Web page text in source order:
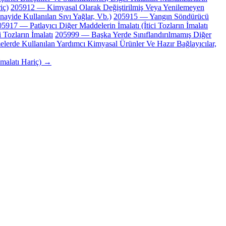
205912 — Kimyasal Olarak Değiştirilmiş Veya Yenilemeyen
Kullanılan Sıvı Yağlar, Vb.) 205915 — Yangın Söndürücü
— Patlayıcı Diğer Maddelerin İmalatı (İtici Tozların İmalatı
İmalatı 205999 — Başka Yerde Sınıflandırılmamış Diğer
Kullanılan Yardımcı Kimyasal Ürünler Ve Hazır Bağlayıcılar,
Hariç) →